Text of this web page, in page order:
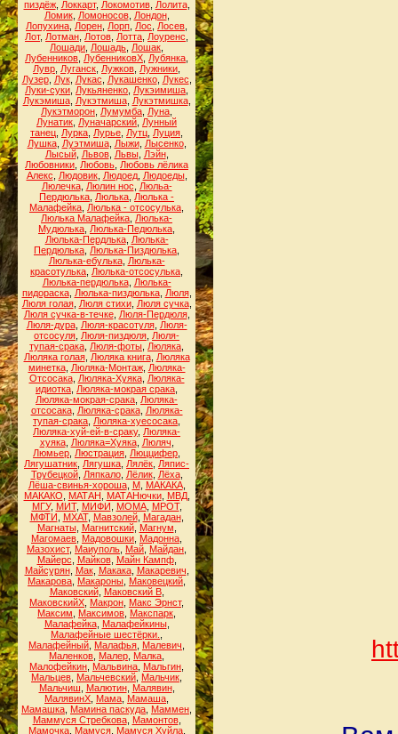
пиздёж, Локкарт, Локомотив, Лолита,
Ломик, Ломоносов, Лондон,
Лопухина Лорен Лорп Лос Лосев
Лот, Лотман Лотов Лотта Лоуренс
Лошади Лошадь Лошак
Лубенников ЛубенниковХ Лубянка
Лувр Луганск Лужков Лужники
Лузер, Лук, Лукас Лукашенко, Лукес
Луки-суки Лукьяненко Лукэимиша
Лукэмиша, Лукэтмиша, Лукэтмишка,
Лукэтморон Лумумба Луна
Лунатик Луначарский Лунный
танец Лурка Лурье Лутц Луция
Лушка, Луэтмиша, Лыжи, Лысенко,
Лысый, Львов, Львы, Лэйн,
Любовники Любовь Любовь лёлика
Алекс
Людовик, Людоед, Людоеды,
Люлечка, Люлин нос
Люльа-
Пердюлька Люлька Люлька -
Малафейка Люлька - отсосулька
Люлька Малафейка Люлька-
Мудюлька Люлька-Педюлька
Люлька-Пердлька, Люлька-
Пердюлька Люлька-Пиздюлька
Люлька-ебулька, Люлька-
красотулька Люлька-отсосулька
Люлька-пердюлька, Люлька-
пидораска, Люлька-пиздюлька, Люля,
Люля голая, Люля стихи, Люля сучка,
Люля сучка-в-течке, Люля-Пердюля,
Люля-дура, Люля-красотуля, Люля-
отсосуля Люля-пиздюля Люля-
тупая-срака Люля-фоты Люляка
Люляка голая, Люляка книга, Люляка
минетка, Люляка-Монтаж, Люляка-
Отсосака, Люляка-Хуяка, Люляка-
идиотка Люляка-мокрая срака
Люляка-мокрая-срака Люляка-
отсосака, Люляка-срака, Люляка-
тупая-срака Люляка-хуесосака
Люляка-хуй-ей-в-сраку, Люляка-
хуяка, Люляка=Хуяка, Люляч
Люмьер Люстрация Люццифер
Лягушатник Лягушка Лялёк Ляпис-
Трубецкой, Ляпкало, Лёлик, Лёха,
Лёша-свинья-хороша, М, МАКАКА,
МАКАКО
МАТАН МАТАНючки, МВД,
МГУ, МИТ, МИФИ МОМА, МРОТ,
МФТИ
МХАТ, Мавзолей, Магадан,
Магнаты, Магнитский, Магнум
Магомаев Мадовошки Мадонна
Мазохист, Маиуполь Май Майдан
Майерс
Майков, Майн Кампф,
Майсурян, Мак, Макака, Макаревич
Макарова Макароны Маковецкий
Маковский, Маковский В,
МаковскийХ Макрон Макс Эрнст,
Максим
Максимов Макспарк
Малафейка, Малафейкины,
Малафейные шестёрки.
Малафейный Малафья Малевич
Маленков Малер Малка
Малофейкин Мальвина Мальгин
Мальцев Мальчевский Мальчик
Мальчиш
Малютин, Малявин,
МалявинХ Мама Мамаша
Мамашка Мамина паскуда Маммен
Маммуся Стребкова, Мамонтов,
Мамочка, Мамуся, Мамуся Хуйла,